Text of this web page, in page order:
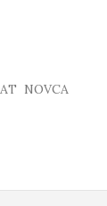
NOVCA